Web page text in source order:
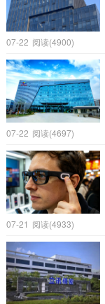
07-22 阅读(4900)
07-22 阅读(4697)
07-21 阅读(4933)